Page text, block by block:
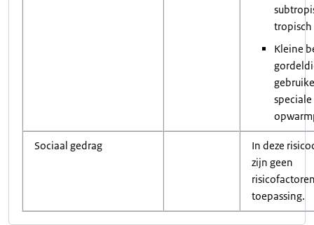
Kleine
speciale
Sociaal gedrag
In deze
zijn geen
toepassing.